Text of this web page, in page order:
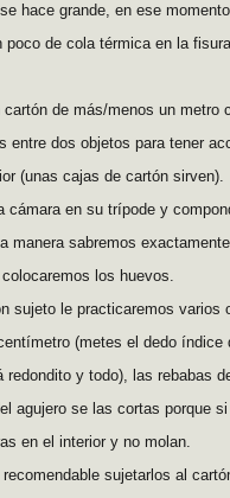
hace grande, en ese
poco de cola térmica en la
cartón de más/menos un metro
entre dos objetos para tener
(unas cajas de cartón sirven).
cámara en su trípode y
manera sabremos
los huevos.
sujeto le practicaremos varios
(metes el dedo índice
redondito y todo), las rebabas
agujero se las cortas porque
en el interior y no molan.
sujetarlos al